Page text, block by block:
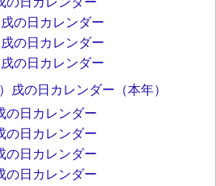
の日カレンダー
の日カレンダー
の日カレンダー
戌の日カレンダー（本年）
の日カレンダー
の日カレンダー
の日カレンダー
の日カレンダー